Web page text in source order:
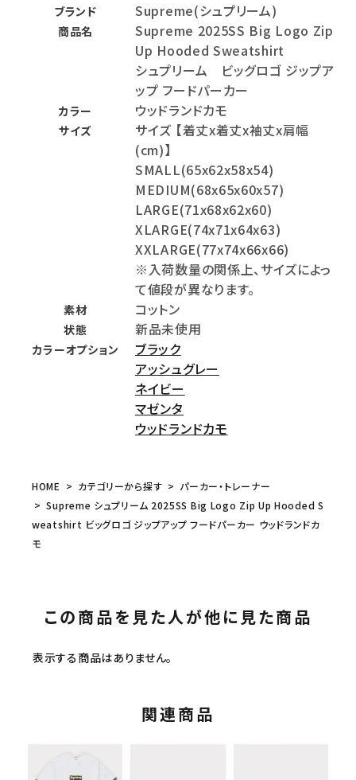
ブランド Supreme(シュプリーム)
商品名
Supreme 2025SS Big Logo Zip
Up Hooded Sweatshirt
シュプリーム ビッグロゴ ジップア
ップ フードパーカー
カラー ウッドランドカモ
サイズ
サイズ 【着丈x着丈x袖丈x肩幅
(cm)】
SMALL(65x62x58x54)
MEDIUM(68x65x60x57)
LARGE(71x68x62x60)
XLARGE(74x71x64x63)
XXLARGE(77x74x66x66)
※入荷数量の関係上、サイズによっ
て値段が異なります。
素材 コットン
状態 新品未使用
カラーオプション
ブラック
アッシュグレー
ネイビー
マゼンタ
ウッドランドカモ
HOME カテゴリーから探す
パーカー・トレーナー
Supreme シュプリーム 2025SS Big Logo Zip Up Hooded S
weatshirt ビッグロゴ ジップアップ フードパーカー ウッドランドカ
モ
この商品を見た人が他に見た商品
表示する商品はありません。
関連商品